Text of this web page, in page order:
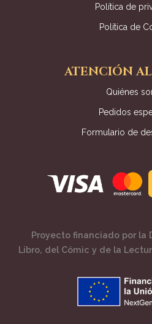
Política de
Política de
ATENCIÓN
Quiénes
Pedidos
Formulario de
Proyecto financiado por la
Libro, del Cómic y de la